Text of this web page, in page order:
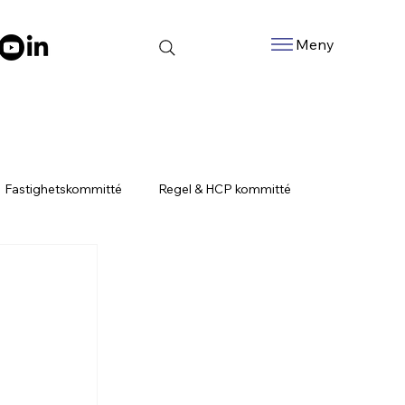
Meny
Fastighetskommitté Regel & HCP kommitté